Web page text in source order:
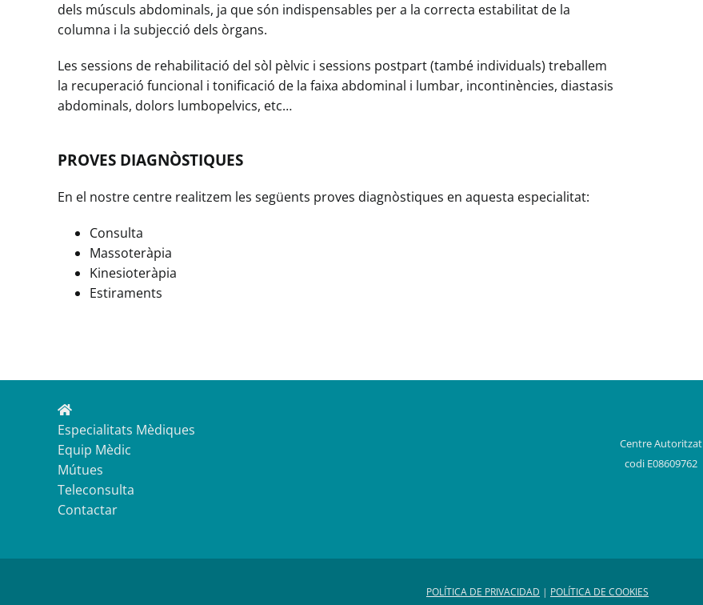
dels músculs abdominals, ja que són indispensables per a la correcta estabilitat de la
columna i la subjecció dels òrgans.
Les sessions de rehabilitació del sòl pèlvic i sessions postpart (també individuals) treballem
la recuperació funcional i tonificació de la faixa abdominal i lumbar, incontinències, diastasis
abdominals, dolors lumbopelvics, etc…
PROVES DIAGNÒSTIQUES
En el nostre centre realitzem les següents proves diagnòstiques en aquesta especialitat:
Consulta
Massoteràpia
Kinesioteràpia
Estiraments
Especialitats Mèdiques
Equip Mèdic
Mútues
Teleconsulta
Contactar
Centre Autoritzat
codi E08609762
POLÍTICA DE PRIVACIDAD | POLÍTICA DE COOKIES